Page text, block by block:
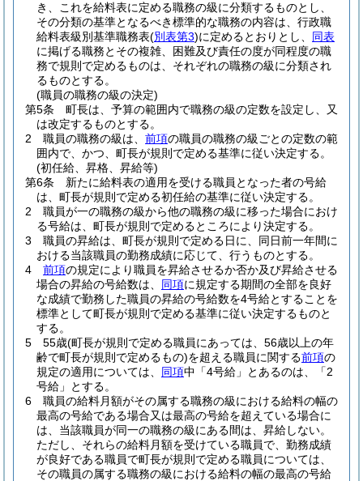
き、これを給料表に定める職務の級に分類するものとし、
その分類の基準となるべき標準的な職務の内容は、行政職
給料表級別基準職務表(別表第3)に定めるとおりとし、 同表
に掲げる職務とその複雑、困難及び責任の度が同程度の職
務で規則で定めるものは、それぞれの職務の級に分類され
るものとする。
(職員の職務の級の決定)
第5条
町長は、予算の範囲内で職務の級の定数を設定し、又
は改定するものとする。
2
職員の職務の級は、 前項の職員の職務の級ごとの定数の範
囲内で、かつ、町長が規則で定める基準に従い決定する。
(初任給、昇格、昇給等)
第6条
新たに給料表の適用を受ける職員となった者の号給
は、町長が規則で定める初任給の基準に従い決定する。
2
職員が一の職務の級から他の職務の級に移った場合におけ
る号給は、町長が規則で定めるところにより決定する。
3
職員の昇給は、町長が規則で定める日に、同日前一年間に
おける当該職員の勤務成績に応じて、行うものとする。
4
前項の規定により職員を昇給させるか否か及び昇給させる
場合の昇給の号給数は、 同項に規定する期間の全部を良好
な成績で勤務した職員の昇給の号給数を4号給とすることを
標準として町長が規則で定める基準に従い決定するものと
する。
5
55歳(町長が規則で定める職員にあっては、56歳以上の年
齢で町長が規則で定めるもの)を超える職員に関する前項の
規定の適用については、 同項中「4号給」とあるのは、「2
号給」とする。
6
職員の給料月額がその属する職務の級における給料の幅の
最高の号給である場合又は最高の号給を超えている場合に
は、当該職員が同一の職務の級にある間は、昇給しない。
ただし、それらの給料月額を受けている職員で、勤務成績
が良好である職員で町長が規則で定める職員については、
その職員の属する職務の級における給料の幅の最高の号給